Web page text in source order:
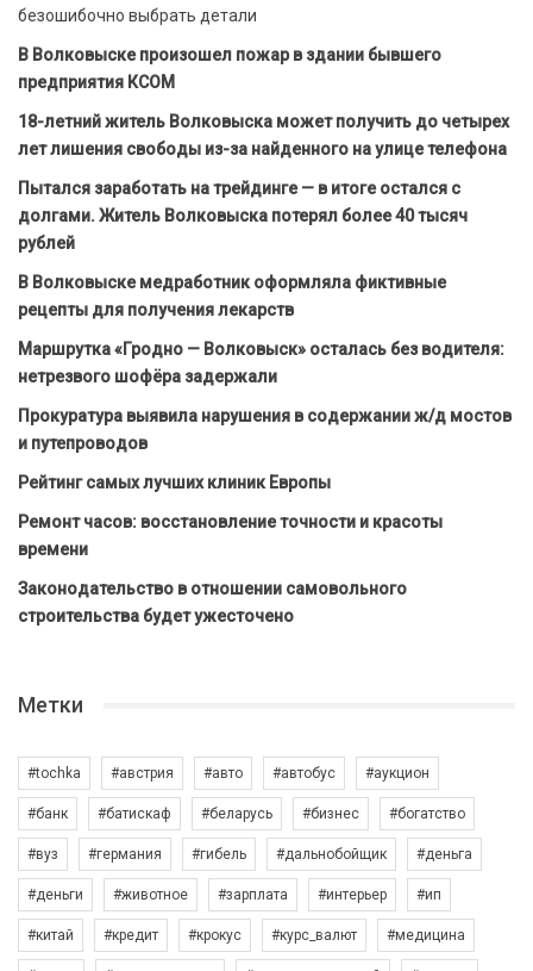
безошибочно выбрать детали
В Волковыске произошел пожар в здании бывшего
предприятия КСОМ
18-летний житель Волковыска может получить до четырех
лет лишения свободы из-за найденного на улице телефона
Пытался заработать на трейдинге — в итоге остался с
долгами. Житель Волковыска потерял более 40 тысяч
рублей
В Волковыске медработник оформляла фиктивные
рецепты для получения лекарств
Маршрутка «Гродно — Волковыск» осталась без водителя:
нетрезвого шофёра задержали
Прокуратура выявила нарушения в содержании ж/д мостов
и путепроводов
Рейтинг самых лучших клиник Европы
Ремонт часов: восстановление точности и красоты
времени
Законодательство в отношении самовольного
строительства будет ужесточено
Метки
#tochka #австрия #авто #автобус #аукцион
#банк #батискаф #беларусь #бизнес #богатство
#вуз #германия #гибель #дальнобойщик #деньга
#деньги #животное #зарплата #интерьер #ип
#китай #кредит #крокус #курс_валют #медицина